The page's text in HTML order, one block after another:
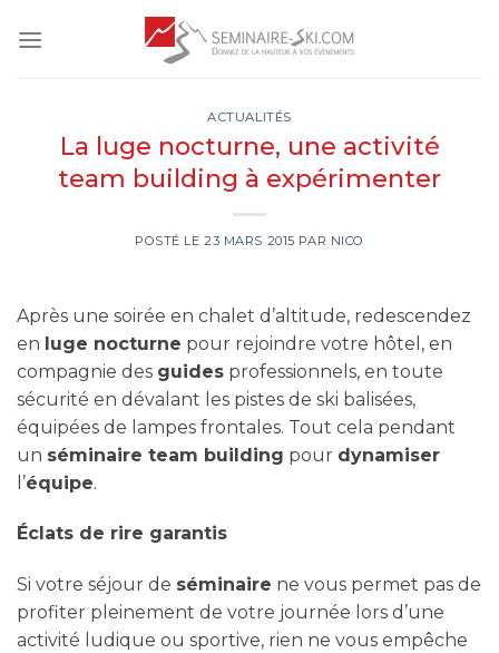
ACTUALITÉS
La luge nocturne, une activité
team building à expérimenter
POSTÉ LE23 MARS 2015 PAR NICO
Après une soirée en chalet d’altitude, redescendez
en luge nocturne pour rejoindre votre hôtel, en
compagnie des guides professionnels, en toute
sécurité en dévalant les pistes de ski balisées,
équipées de lampes frontales. Tout cela pendant
un séminaire team building pour dynamiser
l’équipe.
Éclats de rire garantis
Si votre séjour de séminaire ne vous permet pas de
profiter pleinement de votre journée lors d’une
activité ludique ou sportive, rien ne vous empêche